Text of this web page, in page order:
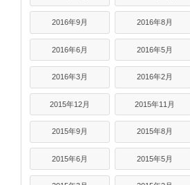
2016年9月 2016年8月
2016年6月 2016年5月
2016年3月 2016年2月
2015年12月 2015年11月
2015年9月 2015年8月
2015年6月 2015年5月